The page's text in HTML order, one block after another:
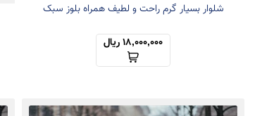
شلوار بسیار گرم راحت و لطیف همراه بلوز سبک
18,000,000 ریال